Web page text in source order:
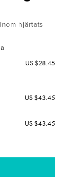
hjärtats
US $28.45
US $43.45
US $43.45